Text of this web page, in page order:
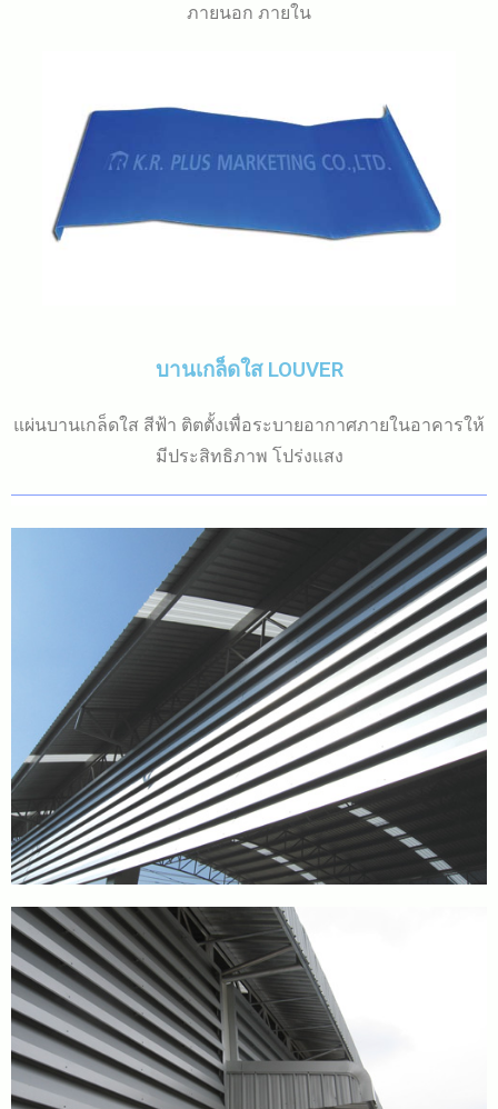
ภายนอก ภายใน
บานเกล็ดใส LOUVER
แผ่นบานเกล็ดใส สีฟ้า ติตตั้งเพื่อระบายอากาศภายในอาคารให้
มีประสิทธิภาพ โปร่งแสง